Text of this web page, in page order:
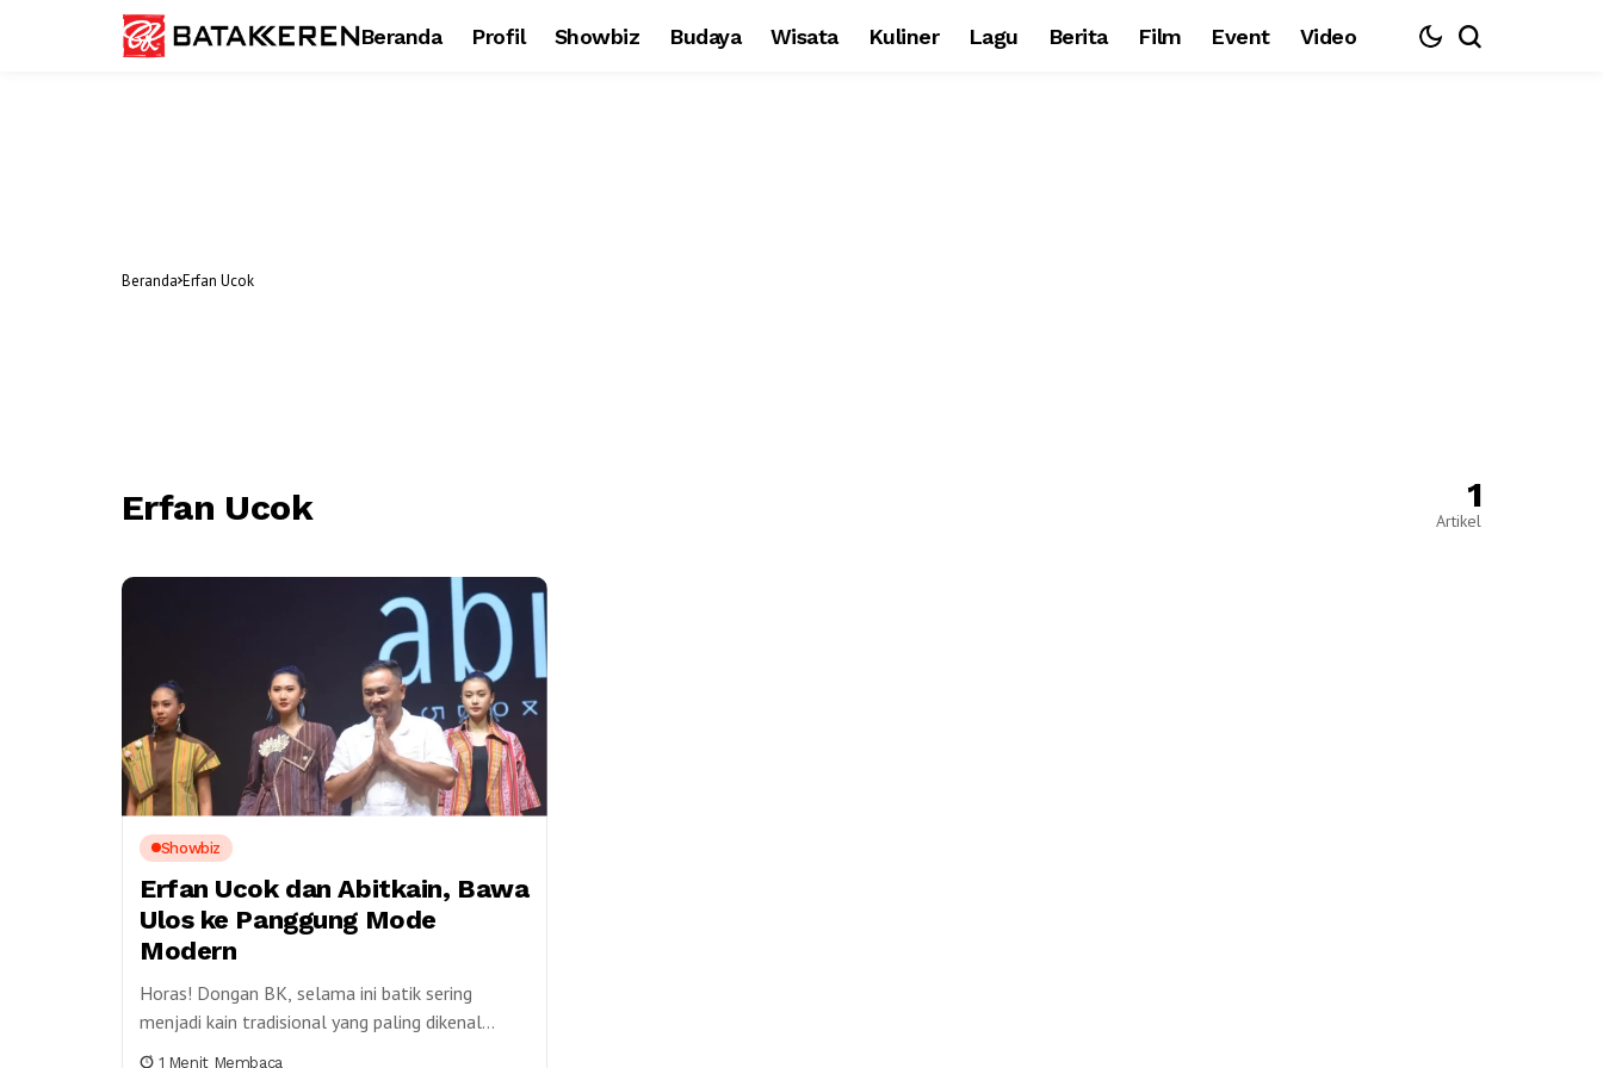
Beranda Profil Showbiz Budaya Wisata Kuliner Lagu Berita Film Event Video
Beranda Erfan Ucok
Erfan Ucok 1
Artikel
Showbiz
Erfan Ucok dan Abitkain, Bawa
Ulos ke Panggung Mode
Modern
Horas! Dongan BK, selama ini batik sering
menjadi kain tradisional yang paling dikenal
masyarakat. Namun, Indonesia memiliki begitu
1 Menit Membaca